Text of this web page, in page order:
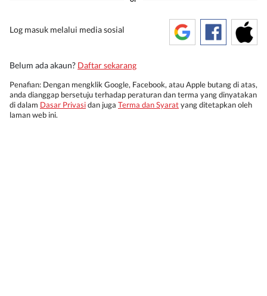
Log masuk melalui media sosial
Belum ada akaun? Daftar sekarang
Penafian: Dengan mengklik Google, Facebook, atau Apple butang di atas,
anda dianggap bersetuju terhadap peraturan dan terma yang dinyatakan
di dalam Dasar Privasidan juga Terma dan Syaratyang ditetapkan oleh
laman web ini.